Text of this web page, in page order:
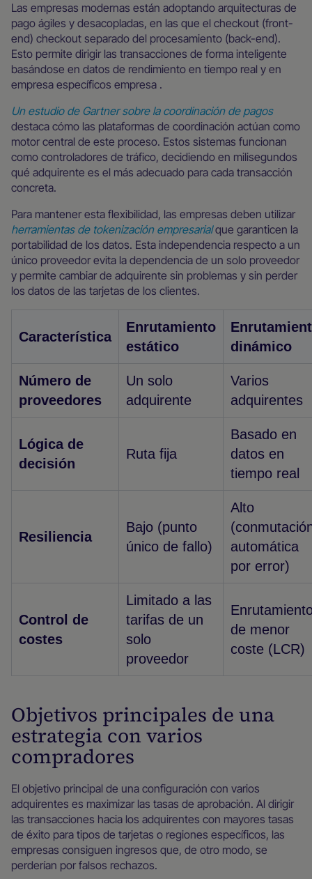
Las empresas modernas están adoptando arquitecturas de
pago ágiles y desacopladas, en las que el checkout (front-
end) checkout separado del procesamiento (back-end).
Esto permite dirigir las transacciones de forma inteligente
basándose en datos de rendimiento en tiempo real y en
empresa específicos empresa .
Un estudio de Gartner sobre la coordinación de pagos
destaca cómo las plataformas de coordinación actúan como
motor central de este proceso. Estos sistemas funcionan
como controladores de tráfico, decidiendo en milisegundos
qué adquirente es el más adecuado para cada transacción
concreta.
Para mantener esta flexibilidad, las empresas deben utilizar
herramientas de tokenización empresarialque garanticen la
portabilidad de los datos. Esta independencia respecto a un
único proveedor evita la dependencia de un solo proveedor
y permite cambiar de adquirente sin problemas y sin perder
los datos de las tarjetas de los clientes.
Característica
Enrutamiento
estático
dinámico
Número de
proveedores
Un solo
adquirente
Varios
adquirentes
Lógica de
decisión
Ruta fija
Basado en
datos en
tiempo real
Resiliencia
Bajo (punto
único de fallo)
Alto
automática
por error)
Control de
costes
Limitado a las
tarifas de un
solo
proveedor
de menor
coste (LCR)
Objetivos principales de una
estrategia con varios
compradores
El objetivo principal de una configuración con varios
adquirentes es maximizar las tasas de aprobación. Al dirigir
las transacciones hacia los adquirentes con mayores tasas
de éxito para tipos de tarjetas o regiones específicos, las
empresas consiguen ingresos que, de otro modo, se
perderían por falsos rechazos.